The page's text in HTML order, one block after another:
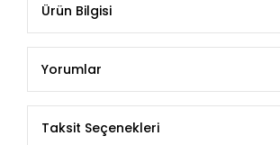
Ürün Bilgisi
Yorumlar
Taksit Seçenekleri